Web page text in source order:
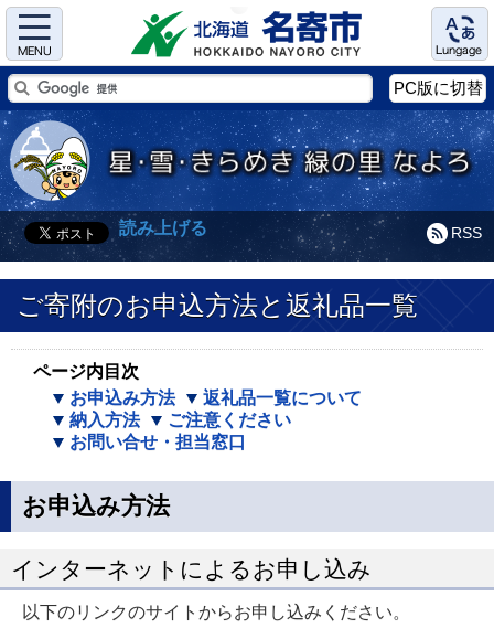
Menu Language
PC版に切替
RSS
読み上げる
ご寄附のお申込方法と返礼品一覧
ページ内目次
お申込み方法
返礼品一覧について
納入方法
ご注意ください
お問い合せ・担当窓口
お申込み方法
インターネットによるお申し込み
以下のリンクのサイトからお申し込みください。